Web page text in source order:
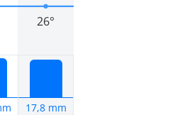
26°
17,8 mm